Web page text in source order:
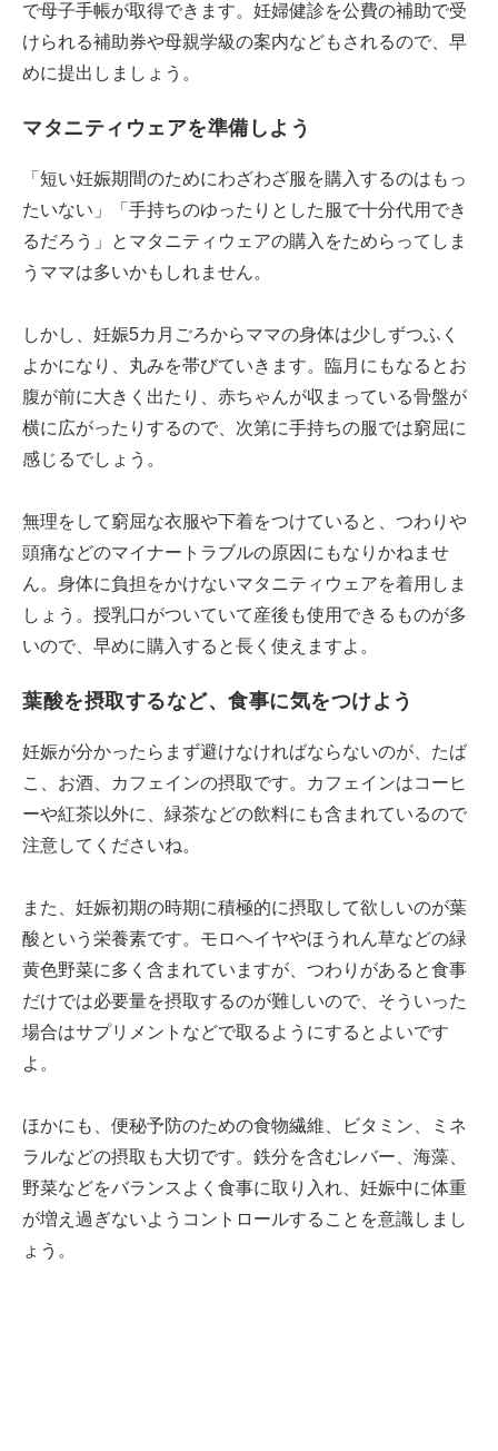
で母子手帳が取得できます。妊婦健診を公費の補助で受
けられる補助券や母親学級の案内などもされるので、早
めに提出しましょう。
マタニティウェアを準備しよう
「短い妊娠期間のためにわざわざ服を購入するのはもっ
たいない」「手持ちのゆったりとした服で十分代用でき
るだろう」とマタニティウェアの購入をためらってしま
うママは多いかもしれません。
しかし、妊娠5カ月ごろからママの身体は少しずつふく
よかになり、丸みを帯びていきます。臨月にもなるとお
腹が前に大きく出たり、赤ちゃんが収まっている骨盤が
横に広がったりするので、次第に手持ちの服では窮屈に
感じるでしょう。
無理をして窮屈な衣服や下着をつけていると、つわりや
頭痛などのマイナートラブルの原因にもなりかねませ
ん。身体に負担をかけないマタニティウェアを着用しま
しょう。授乳口がついていて産後も使用できるものが多
いので、早めに購入すると長く使えますよ。
葉酸を摂取するなど、食事に気をつけよう
妊娠が分かったらまず避けなければならないのが、たば
こ、お酒、カフェインの摂取です。カフェインはコーヒ
ーや紅茶以外に、緑茶などの飲料にも含まれているので
注意してくださいね。
また、妊娠初期の時期に積極的に摂取して欲しいのが葉
酸という栄養素です。モロヘイヤやほうれん草などの緑
黄色野菜に多く含まれていますが、つわりがあると食事
だけでは必要量を摂取するのが難しいので、そういった
場合はサプリメントなどで取るようにするとよいです
よ。
ほかにも、便秘予防のための食物繊維、ビタミン、ミネ
ラルなどの摂取も大切です。鉄分を含むレバー、海藻、
野菜などをバランスよく食事に取り入れ、妊娠中に体重
が増え過ぎないようコントロールすることを意識しまし
ょう。